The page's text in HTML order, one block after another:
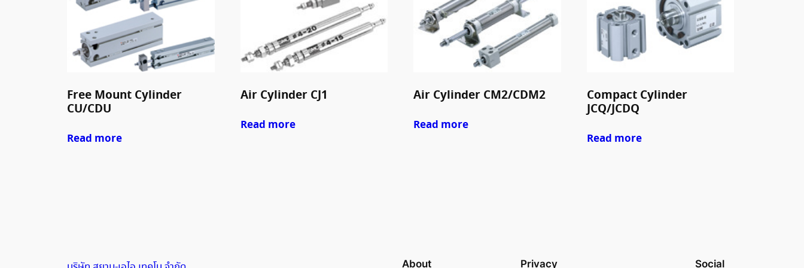
Free Mount Cylinder
CU/CDU
Read more
Air Cylinder CJ1
Read more
Air Cylinder CM2/CDM2
Read more
Compact Cylinder
JCQ/JCDQ
Read more
About Privacy Social